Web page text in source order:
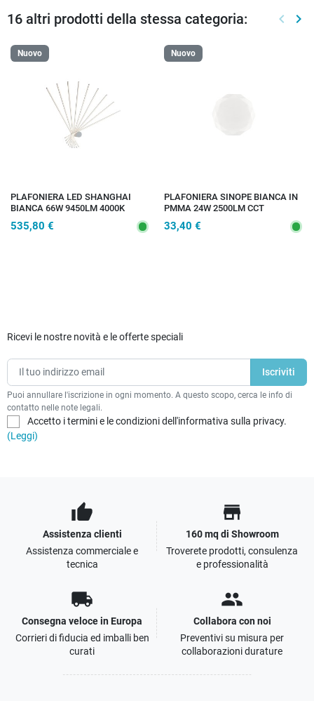
16 altri prodotti della stessa categoria: keyboard_arrow_left keyboard_arrow_right
Nuovo
PLAFONIERA LED SHANGHAI
BIANCA 66W 9450LM 4000K
535,80 €
Nuovo
PLAFONIERA SINOPE BIANCA IN
PMMA 24W 2500LM CCT
33,40 €
Ricevi le nostre novità e le offerte speciali
Puoi annullare l'iscrizione in ogni momento. A questo scopo, cerca le info di
contatto nelle note legali.
Accetto i termini e le condizioni dell'informativa sulla privacy.
(Leggi)
thumb_up
Assistenza clienti
Assistenza commerciale e
tecnica
store
160 mq di Showroom
Troverete prodotti, consulenza
e professionalità
local_shipping
Consegna veloce in Europa
Corrieri di fiducia ed imballi ben
curati
people
Collabora con noi
Preventivi su misura per
collaborazioni durature